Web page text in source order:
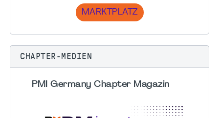
MARKTPLATZ
CHAPTER-MEDIEN
PMI Germany Chapter Magazin